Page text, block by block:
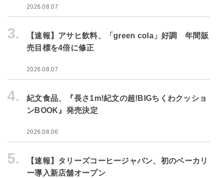
2026.08.07
3.
【速報】アサヒ飲料、「green cola」好調 年間販
売目標を4倍に修正
2026.08.07
4.
紀文食品、『長さ1m!紀文の超!BIGちくわクッショ
ンBOOK』発売決定
2026.08.06
5.
【速報】タリーズコーヒージャパン、初のベーカリ
ー導入新店舗オープン